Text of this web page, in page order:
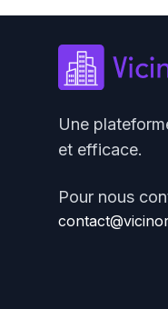
Une
et efficace.
Pour nous